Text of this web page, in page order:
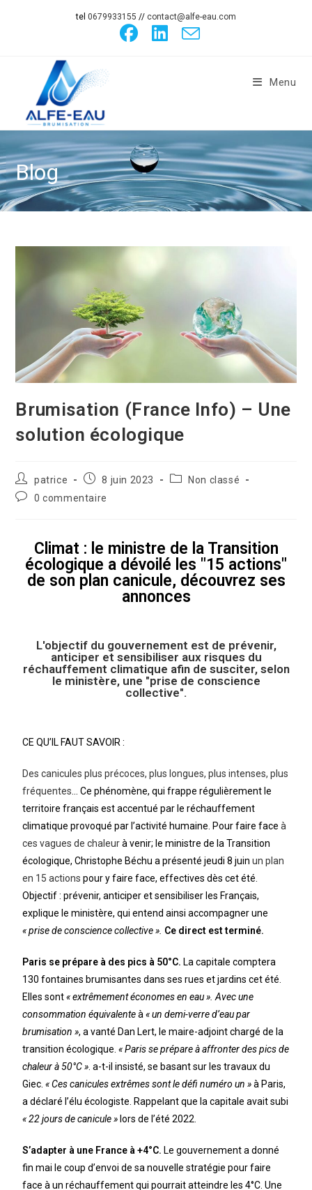
tel 0679933155 // contact@alfe-eau.com
Menu
Blog
Brumisation (France Info) – Une
solution écologique
patrice 8 juin 2023
Non classé
0 commentaire
Climat : le ministre de la Transition
écologique a dévoilé les "15 actions"
de son plan canicule, découvrez ses
annonces
L'objectif du gouvernement est de prévenir,
anticiper et sensibiliser aux risques du
réchauffement climatique afin de susciter, selon
le ministère, une "prise de conscience
collective".
CE QU’IL FAUT SAVOIR :
Des canicules plus précoces, plus longues, plus intenses, plus
fréquentes… Ce phénomène, qui frappe régulièrement le
territoire français est accentué par le réchauffement
climatique provoqué par l’activité humaine. Pour faire faceà
ces vagues de chaleurà venir; le ministre de la Transition
écologique, Christophe Béchu a présenté jeudi 8 juinun plan
en 15 actions pour y faire face, effectives dès cet été.
Objectif : prévenir, anticiper et sensibiliser les Français,
explique le ministère, qui entend ainsi accompagner une
« prise de conscience collective ». Ce direct est terminé.
Paris se prépare à des pics à 50°C. La capitale comptera
130 fontaines brumisantes dans ses rues et jardins cet été.
Elles sont« extrêmement économes en eau ». Avec une
consommation équivalenteà« un demi-verre d’eau par
brumisation », a vanté Dan Lert, le maire-adjoint chargé de la
transition écologique.« Paris se prépare à affronter des pics de
chaleur à 50°C ». a-t-il insisté, se basant sur les travaux du
Giec.« Ces canicules extrêmes sont le défi numéro un »à Paris,
a déclaré l’élu écologiste. Rappelant que la capitale avait subi
« 22 jours de canicule » lors de l’été 2022.
S’adapter à une France à +4°C. Le gouvernement a donné
fin mai le coup d’envoi de sa nouvelle stratégie pour faire
face à un réchauffement qui pourrait atteindre les 4°C. Une